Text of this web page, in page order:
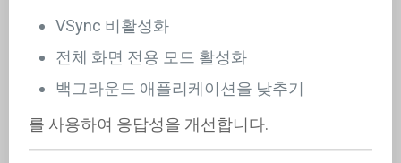
VSync 비활성화
전체 화면 전용 모드 활성화
백그라운드 애플리케이션을 낮추기
를 사용하여 응답성을 개선합니다.